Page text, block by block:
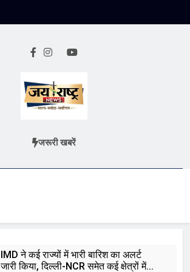
Jai Rashtra
हिंदी समाचार
जरूरी खबरें
IMD ने कई राज्यों में भारी बारिश का अलर्ट
जारी किया, दिल्ली-NCR समेत कई क्षेत्रों में